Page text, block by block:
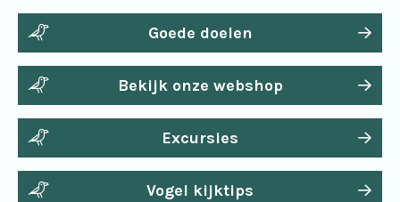
Goede doelen
Bekijk onze webshop
Excursies
Vogel kijktips